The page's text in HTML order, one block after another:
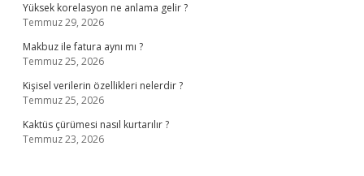
Yüksek korelasyon ne anlama gelir ?
Temmuz 29, 2026
Makbuz ile fatura aynı mı ?
Temmuz 25, 2026
Kişisel verilerin özellikleri nelerdir ?
Temmuz 25, 2026
Kaktüs çürümesi nasıl kurtarılır ?
Temmuz 23, 2026